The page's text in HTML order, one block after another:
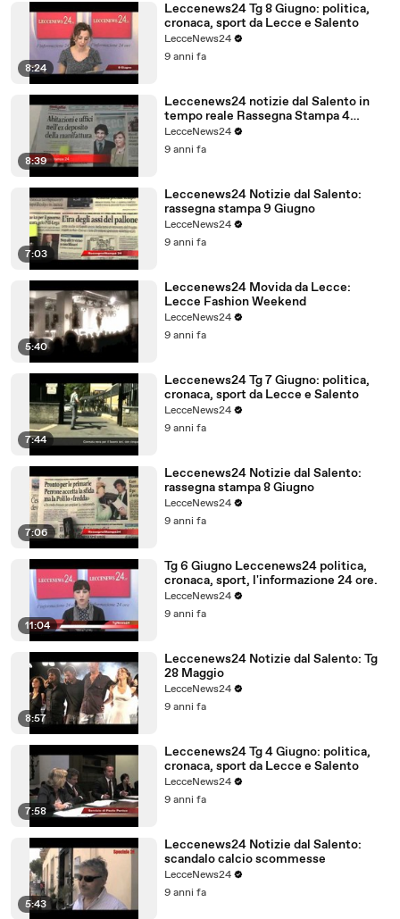
8:24
Leccenews24 Tg 8 Giugno: politica,
cronaca, sport da Lecce e Salento
LecceNews24
9 anni fa
8:39
Leccenews24 notizie dal Salento in
tempo reale Rassegna Stampa 4
Giugno
LecceNews24
9 anni fa
7:03
Leccenews24 Notizie dal Salento:
rassegna stampa 9 Giugno
LecceNews24
9 anni fa
5:40
Leccenews24 Movida da Lecce:
Lecce Fashion Weekend
LecceNews24
9 anni fa
7:44
Leccenews24 Tg 7 Giugno: politica,
cronaca, sport da Lecce e Salento
LecceNews24
9 anni fa
7:06
Leccenews24 Notizie dal Salento:
rassegna stampa 8 Giugno
LecceNews24
9 anni fa
11:04
Tg 6 Giugno Leccenews24 politica,
cronaca, sport, l'informazione 24 ore.
LecceNews24
9 anni fa
8:57
Leccenews24 Notizie dal Salento: Tg
28 Maggio
LecceNews24
9 anni fa
7:58
Leccenews24 Tg 4 Giugno: politica,
cronaca, sport da Lecce e Salento
LecceNews24
9 anni fa
5:43
Leccenews24 Notizie dal Salento:
scandalo calcio scommesse
LecceNews24
9 anni fa